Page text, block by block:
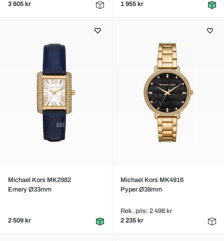
3 605 kr
1 955 kr
Michael Kors MK2982
Emery Ø33mm
2 509 kr
Michael Kors MK4916
Pyper Ø38mm
Rek. pris: 2 498 kr
2 235 kr